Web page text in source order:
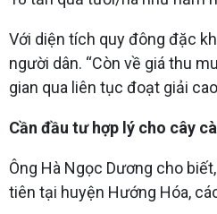
Với diện tích quy đông đặc
người dân. “Còn về giá thu
gian qua liên tục đoạt giải
Cần đầu tư hợp lý cho cây
Ông Hà Ngọc Dương cho
tiên tại huyện Hướng Hóa,